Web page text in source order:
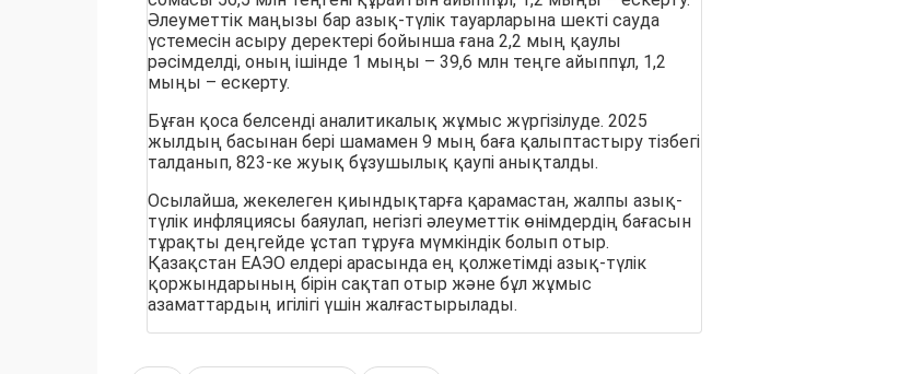
Әлеуметтік маңызы бар азық-түлік тауарларына шекті сауда
үстемесін асыру деректері бойынша ғана 2,2 мың қаулы
рәсімделді, оның ішінде 1 мыңы – 39,6 млн теңге айыппұл, 1,2
мыңы – ескерту.
Бұған қоса белсенді аналитикалық жұмыс жүргізілуде. 2025
жылдың басынан бері шамамен 9 мың баға қалыптастыру тізбегі
талданып, 823-ке жуық бұзушылық қаупі анықталды.
Осылайша, жекелеген қиындықтарға қарамастан, жалпы азық-
түлік инфляциясы баяулап, негізгі әлеуметтік өнімдердің бағасын
тұрақты деңгейде ұстап тұруға мүмкіндік болып отыр.
Қазақстан ЕАЭО елдері арасында ең қолжетімді азық-түлік
қоржындарының бірін сақтап отыр және бұл жұмыс
азаматтардың игілігі үшін жалғастырылады.